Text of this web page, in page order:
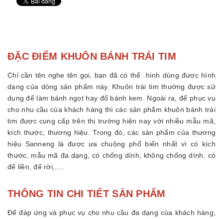
ĐẶC ĐIỂM KHUÔN BÁNH TRÁI TIM
Chỉ cần tên nghe tên gọi, bạn đã có thể hình dùng được hình
dạng của dòng sản phẩm này. Khuôn trái tim thường được sử
dụng để làm bánh ngọt hay đổ bánh kem. Ngoài ra, để phục vụ
cho nhu cầu của khách hàng thì các sản phẩm khuôn bánh trái
tim được cung cấp trên thị trường hiện nay với nhiều mẫu mã,
kích thước, thương hiệu. Trong đó, các sản phẩm của thương
hiệu Sanneng là được ưa chuộng phổ biến nhất vì có kích
thước, mẫu mã đa dạng, có chống dính, không chống dính, có
đế liền, đế rời,....
THÔNG TIN CHI TIẾT SẢN PHẨM
Để đáp ứng và phục vụ cho nhu cầu đa dạng của khách hàng,